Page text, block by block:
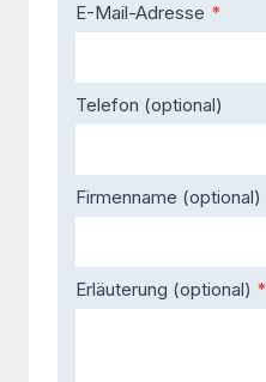
E-Mail-Adresse *
Telefon (optional)
Firmenname (optional)
Erläuterung (optional) *